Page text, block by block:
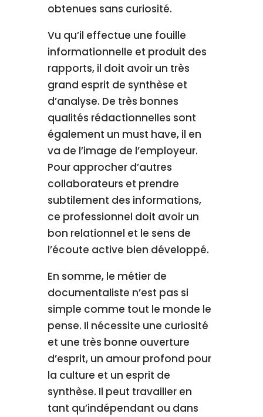
obtenues sans curiosité.
Vu qu’il effectue une fouille
informationnelle et produit des
rapports, il doit avoir un très
grand esprit de synthèse et
d’analyse. De très bonnes
qualités rédactionnelles sont
également un must have, il en
va de l’image de l’employeur.
Pour approcher d’autres
collaborateurs et prendre
subtilement des informations,
ce professionnel doit avoir un
bon relationnel et le sens de
l’écoute active bien développé.
En somme, le métier de
documentaliste n’est pas si
simple comme tout le monde le
pense. Il nécessite une curiosité
et une très bonne ouverture
d’esprit, un amour profond pour
la culture et un esprit de
synthèse. Il peut travailler en
tant qu’indépendant ou dans